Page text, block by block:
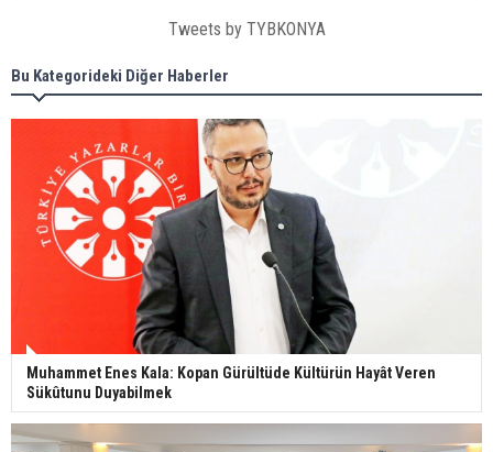
Tweets by TYBKONYA
Bu Kategorideki Diğer Haberler
Muhammet Enes Kala: Kopan Gürültüde Kültürün Hayât Veren
Sükûtunu Duyabilmek